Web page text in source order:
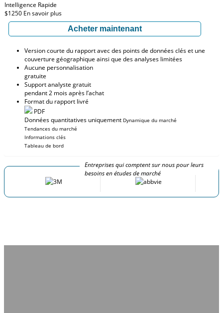
Intelligence Rapide
$1250 En savoir plus
Acheter maintenant
Version courte du rapport avec des points de données clés et une
couverture géographique ainsi que des analyses limitées
Aucune personnalisation
gratuite
Support analyste gratuit
pendant 2 mois après l’achat
Format du rapport livré
PDF
Données quantitatives uniquement Dynamique du marché
Tendances du marché
Informations clés
Tableau de bord
Entreprises qui comptent sur nous pour leurs
besoins en études de marché